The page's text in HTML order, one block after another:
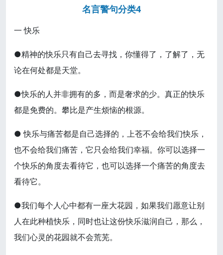
名言警句分类4
一 快乐
●精神的快乐只有自己去寻找，你懂得了，了解了，无
论在何处都是天堂。
●快乐的人并非拥有的多，而是奢求的少。真正的快乐
都是免费的。攀比是产生烦恼的根源。
● 快乐与痛苦都是自己选择的，上苍不会给我们快乐，
也不会给我们痛苦，它只会给我们幸福。你可以选择一
个快乐的角度去看待它，也可以选择一个痛苦的角度去
看待它。
●我们每个人心中都有一座大花园，如果我们愿意让别
人在此种植快乐，同时也让这份快乐滋润自己，那么，
我们心灵的花园就不会荒芜。